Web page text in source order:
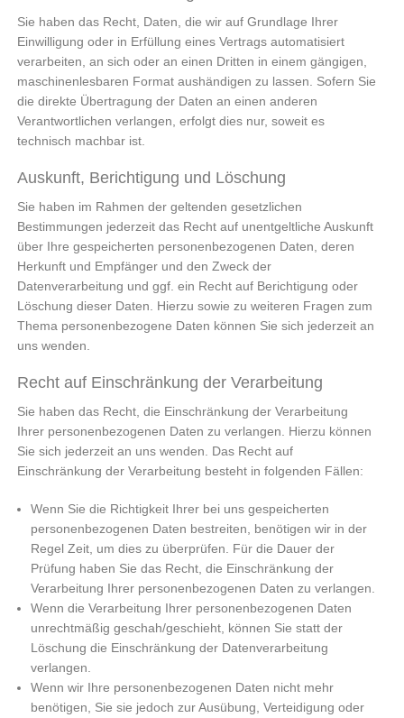
Sie haben das Recht, Daten, die wir auf Grundlage Ihrer
Einwilligung oder in Erfüllung eines Vertrags automatisiert
verarbeiten, an sich oder an einen Dritten in einem gängigen,
maschinenlesbaren Format aushändigen zu lassen. Sofern Sie
die direkte Übertragung der Daten an einen anderen
Verantwortlichen verlangen, erfolgt dies nur, soweit es
technisch machbar ist.
Auskunft, Berichtigung und Löschung
Sie haben im Rahmen der geltenden gesetzlichen
Bestimmungen jederzeit das Recht auf unentgeltliche Auskunft
über Ihre gespeicherten personenbezogenen Daten, deren
Herkunft und Empfänger und den Zweck der
Datenverarbeitung und ggf. ein Recht auf Berichtigung oder
Löschung dieser Daten. Hierzu sowie zu weiteren Fragen zum
Thema personenbezogene Daten können Sie sich jederzeit an
uns wenden.
Recht auf Einschränkung der Verarbeitung
Sie haben das Recht, die Einschränkung der Verarbeitung
Ihrer personenbezogenen Daten zu verlangen. Hierzu können
Sie sich jederzeit an uns wenden. Das Recht auf
Einschränkung der Verarbeitung besteht in folgenden Fällen:
Wenn Sie die Richtigkeit Ihrer bei uns gespeicherten
personenbezogenen Daten bestreiten, benötigen wir in der
Regel Zeit, um dies zu überprüfen. Für die Dauer der
Prüfung haben Sie das Recht, die Einschränkung der
Verarbeitung Ihrer personenbezogenen Daten zu verlangen.
Wenn die Verarbeitung Ihrer personenbezogenen Daten
unrechtmäßig geschah/geschieht, können Sie statt der
Löschung die Einschränkung der Datenverarbeitung
verlangen.
Wenn wir Ihre personenbezogenen Daten nicht mehr
benötigen, Sie sie jedoch zur Ausübung, Verteidigung oder